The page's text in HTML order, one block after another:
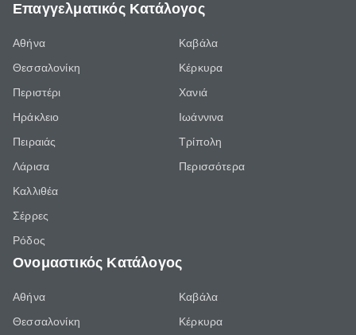
Επαγγελματικός Κατάλογος
Αθήνα
Θεσσαλονίκη
Περιστέρι
Ηράκλειο
Πειραιάς
Λάρισα
Καλλιθέα
Σέρρες
Ρόδος
Καβάλα
Κέρκυρα
Χανιά
Ιωάννινα
Τρίπολη
Περισσότερα
Ονομαστικός Κατάλογος
Αθήνα
Θεσσαλονίκη
Καβάλα
Κέρκυρα